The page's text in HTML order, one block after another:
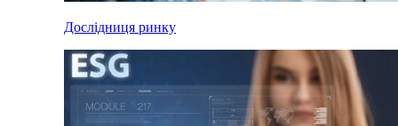
Дослідниця ринку